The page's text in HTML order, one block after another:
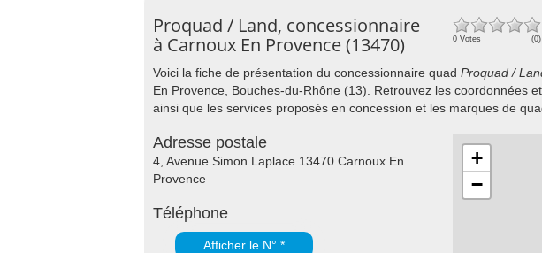
Proquad / Land, concessionnaire
à Carnoux En Provence (13470)
0 Votes (0)
Voici la fiche de présentation du concessionnaire quad Proquad /
En Provence, Bouches-du-Rhône (13). Retrouvez les coordonnées
ainsi que les services proposés en concession et les marques de
Adresse postale
4, Avenue Simon Laplace 13470 Carnoux En
Provence
Téléphone
Afficher le N° *
+
−